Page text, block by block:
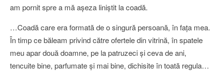
am pornit spre a mă aşeza liniştit la coadă.
…Coadă care era formată de o singură persoană, în faţa mea.
În timp ce băleam privind către ofertele din vitrină, în spatele
meu apar două doamne, pe la patruzeci şi ceva de ani,
tencuite bine, parfumate şi mai bine, dichisite în toată regula…